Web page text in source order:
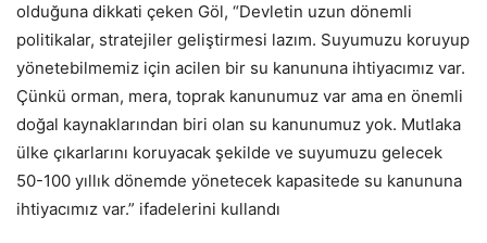
olduğuna dikkati çeken Göl, “Devletin uzun dönemli
politikalar, stratejiler geliştirmesi lazım. Suyumuzu koruyup
yönetebilmemiz için acilen bir su kanununa ihtiyacımız var.
Çünkü orman, mera, toprak kanunumuz var ama en önemli
doğal kaynaklarından biri olan su kanunumuz yok. Mutlaka
ülke çıkarlarını koruyacak şekilde ve suyumuzu gelecek
50-100 yıllık dönemde yönetecek kapasitede su kanununa
ihtiyacımız var.” ifadelerini kullandı